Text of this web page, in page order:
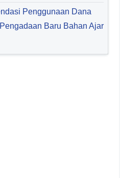
Penggunaan Dana
Baru Bahan Ajar